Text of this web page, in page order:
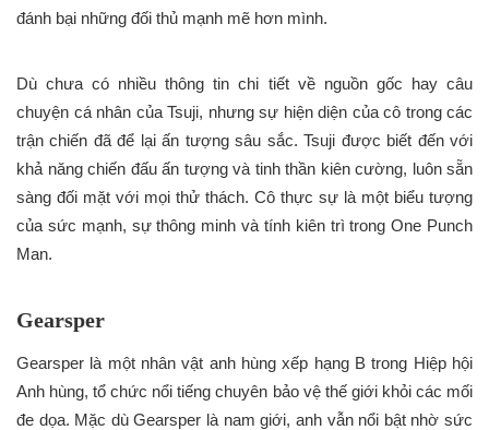
đánh bại những đối thủ mạnh mẽ hơn mình.
Dù chưa có nhiều thông tin chi tiết về nguồn gốc hay câu
chuyện cá nhân của Tsuji, nhưng sự hiện diện của cô trong các
trận chiến đã để lại ấn tượng sâu sắc. Tsuji được biết đến với
khả năng chiến đấu ấn tượng và tinh thần kiên cường, luôn sẵn
sàng đối mặt với mọi thử thách. Cô thực sự là một biểu tượng
của sức mạnh, sự thông minh và tính kiên trì trong One Punch
Man.
Gearsper
Gearsper là một nhân vật anh hùng xếp hạng B trong Hiệp hội
Anh hùng, tổ chức nổi tiếng chuyên bảo vệ thế giới khỏi các mối
đe dọa. Mặc dù Gearsper là nam giới, anh vẫn nổi bật nhờ sức